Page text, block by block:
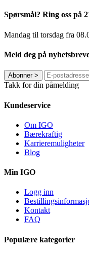
Spørsmål? Ring oss på
Mandag til torsdag ​​fra
Meld deg på
Abonner>
Takk for din påmelding
Kundeservice
Om IGO
Bærekraftig
Karrieremuligheter
Blog
Min IGO
Logg inn
Kontakt
FAQ
Populære kategorier